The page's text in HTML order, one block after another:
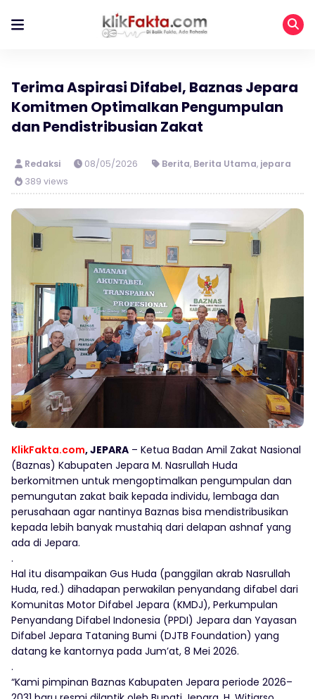
Terima Aspirasi Difabel, Baznas Jepara
Komitmen Optimalkan Pengumpulan
dan Pendistribusian Zakat
Redaksi 08/05/2026 Berita, Berita Utama, jepara
389 views
KlikFakta.com, JEPARA – Ketua Badan Amil Zakat Nasional
(Baznas) Kabupaten Jepara M. Nasrullah Huda
berkomitmen untuk mengoptimalkan pengumpulan dan
pemungutan zakat baik kepada individu, lembaga dan
perusahaan agar nantinya Baznas bisa mendistribusikan
kepada lebih banyak mustahiq dari delapan ashnaf yang
ada di Jepara.
.
Hal itu disampaikan Gus Huda (panggilan akrab Nasrullah
Huda, red.) dihadapan perwakilan penyandang difabel dari
Komunitas Motor Difabel Jepara (KMDJ), Perkumpulan
Penyandang Difabel Indonesia (PPDI) Jepara dan Yayasan
Difabel Jepara Tataning Bumi (DJTB Foundation) yang
datang ke kantornya pada Jum’at, 8 Mei 2026.
.
“Kami pimpinan Baznas Kabupaten Jepara periode 2026–